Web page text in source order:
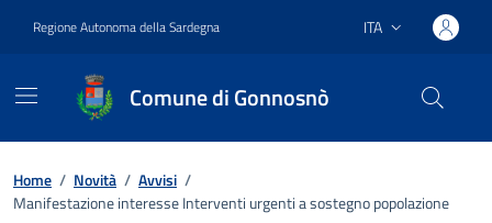
Regione Autonoma della Sardegna Lingua attiva:
ITA
Comune di Gonnosnò
Home / Novità / Avvisi /
Manifestazione interesse Interventi urgenti a sostegno popolazione